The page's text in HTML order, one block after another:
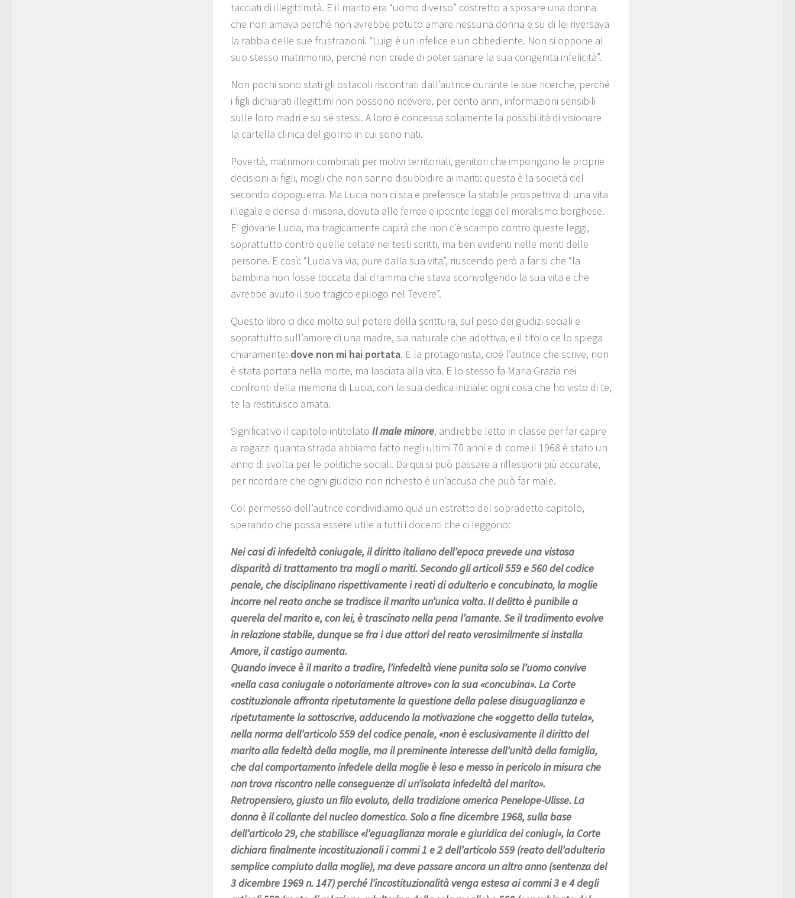
tacciati di illegittimità. E il marito era “uomo diverso” costretto a sposare una donna
che non amava perché non avrebbe potuto amare nessuna donna e su di lei riversava
la rabbia delle sue frustrazioni. “Luigi è un infelice e un obbediente. Non si oppone al
suo stesso matrimonio, perché non crede di poter sanare la sua congenita infelicità”.
Non pochi sono stati gli ostacoli riscontrati dall’autrice durante le sue ricerche, perché
i figli dichiarati illegittimi non possono ricevere, per cento anni, informazioni sensibili
sulle loro madri e su sé stessi. A loro è concessa solamente la possibilità di visionare
la cartella clinica del giorno in cui sono nati.
Povertà, matrimoni combinati per motivi territoriali, genitori che impongono le proprie
decisioni ai figli, mogli che non sanno disubbidire ai mariti: questa è la società del
secondo dopoguerra. Ma Lucia non ci sta e preferisce la stabile prospettiva di una vita
illegale e densa di miseria, dovuta alle ferree e ipocrite leggi del moralismo borghese.
E’ giovane Lucia, ma tragicamente capirà che non c’è scampo contro queste leggi,
soprattutto contro quelle celate nei testi scritti, ma ben evidenti nelle menti delle
persone. E così: “Lucia va via, pure dalla sua vita”, riuscendo però a far si che “la
bambina non fosse toccata dal dramma che stava sconvolgendo la sua vita e che
avrebbe avuto il suo tragico epilogo nel Tevere”.
Questo libro ci dice molto sul potere della scrittura, sul peso dei giudizi sociali e
soprattutto sull’amore di una madre, sia naturale che adottiva, e il titolo ce lo spiega
chiaramente: dove non mi hai portata. E la protagonista, cioè l’autrice che scrive, non
è stata portata nella morte, ma lasciata alla vita. E lo stesso fa Maria Grazia nei
confronti della memoria di Lucia, con la sua dedica iniziale: ogni cosa che ho visto di te,
te la restituisco amata.
Significativo il capitolo intitolato Il male minore, andrebbe letto in classe per far capire
ai ragazzi quanta strada abbiamo fatto negli ultimi 70 anni e di come il 1968 è stato un
anno di svolta per le politiche sociali. Da qui si può passare a riflessioni più accurate,
per ricordare che ogni giudizio non richiesto è un’accusa che può far male.
Col permesso dell’autrice condividiamo qua un estratto del sopradetto capitolo,
sperando che possa essere utile a tutti i docenti che ci leggono:
Nei casi di infedeltà coniugale, il diritto italiano dell’epoca prevede una vistosa
disparità di trattamento tra mogli o mariti. Secondo gli articoli 559 e 560 del codice
penale, che disciplinano rispettivamente i reati di adulterio e concubinato, la moglie
incorre nel reato anche se tradisce il marito un’unica volta. Il delitto è punibile a
querela del marito e, con lei, è trascinato nella pena l’amante. Se il tradimento evolve
in relazione stabile, dunque se fra i due attori del reato verosimilmente si installa
Amore, il castigo aumenta.
Quando invece è il marito a tradire, l’infedeltà viene punita solo se l’uomo convive
«nella casa coniugale o notoriamente altrove» con la sua «concubina». La Corte
costituzionale affronta ripetutamente la questione della palese disuguaglianza e
ripetutamente la sottoscrive, adducendo la motivazione che «oggetto della tutela»,
nella norma dell’articolo 559 del codice penale, «non è esclusivamente il diritto del
marito alla fedeltà della moglie, ma il preminente interesse dell’unità della famiglia,
che dal comportamento infedele della moglie è leso e messo in pericolo in misura che
non trova riscontro nelle conseguenze di un’isolata infedeltà del marito».
Retropensiero, giusto un filo evoluto, della tradizione omerica Penelope-Ulisse. La
donna è il collante del nucleo domestico. Solo a fine dicembre 1968, sulla base
dell’articolo 29, che stabilisce «l’eguaglianza morale e giuridica dei coniugi», la Corte
dichiara finalmente incostituzionali i commi 1 e 2 dell’articolo 559 (reato dell’adulterio
semplice compiuto dalla moglie), ma deve passare ancora un altro anno (sentenza del
3 dicembre 1969 n. 147) perché l’incostituzionalità venga estesa ai commi 3 e 4 degli